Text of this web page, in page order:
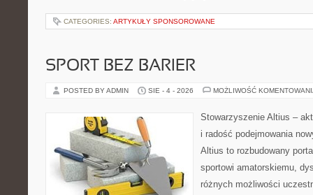
CATEGORIES: ARTYKUŁY SPONSOROWANE
SPORT BEZ BARIER
POSTED BY ADMIN SIE - 4 - 2026 MOŻLIWOŚĆ
Stowarzyszenie Altius –
i radość podejmowania
Altius to rozbudowany
sportowi amatorskiemu,
różnych możliwości